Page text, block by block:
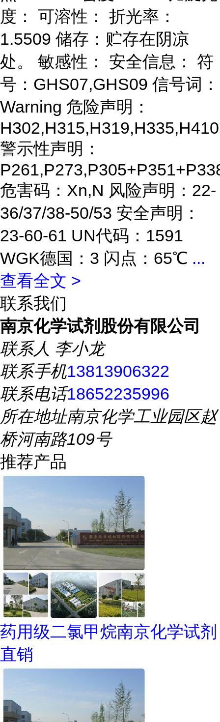
度： 可溶性： 折光率：
1.5509 储存：贮存在阴凉
处。 敏感性： 安全信息： 符
号：GHS07,GHS09 信号词：
Warning 危险声明：
H302,H315,H319,H335,H410
警示性声明：
危害码：Xn,N 风险声明：22-
36/37/38-50/53 安全声明：
23-60-61 UN代码：1591
WGK德国：3 闪点：65℃ ...
查看全文 >
联系我们
南京化学试剂股份有限公司
联系人 李小龙
联系手机13813906322
联系电话18652235996
所在地址南京化学工业园区赵
桥河南路109号
推荐产品
药用级二氯甲烷南京化学试剂
直销